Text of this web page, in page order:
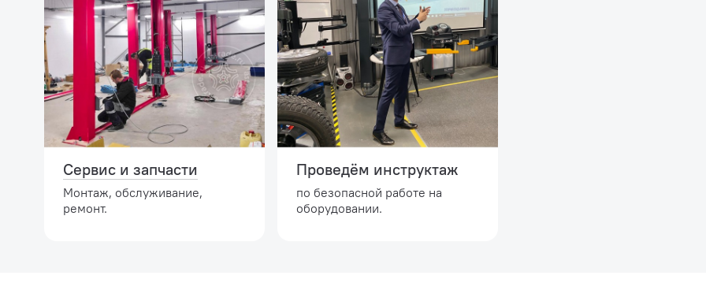
Сервис и запчасти
Монтаж, обслуживание,
ремонт.
Проведём инструктаж
по безопасной работе на
оборудовании.